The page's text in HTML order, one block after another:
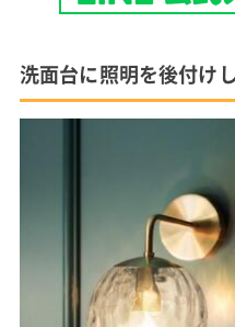
洗面台に照明を後付け